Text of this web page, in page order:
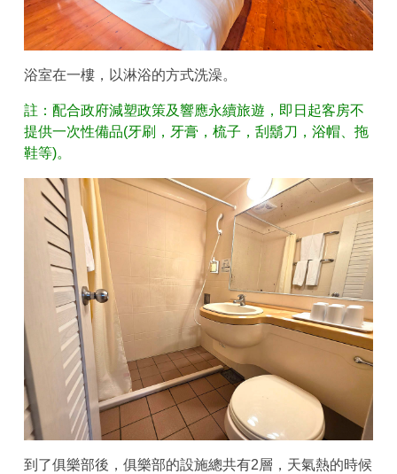
浴室在一樓，以淋浴的方式洗澡。
註：配合政府減塑政策及響應永續旅遊，即日起客房不
提供一次性備品(牙刷，牙膏，梳子，刮鬍刀，浴帽、拖
鞋等)。
到了俱樂部後，俱樂部的設施總共有2層，天氣熱的時候